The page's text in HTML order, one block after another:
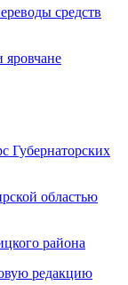
средств
яровчане
Губернаторских
областью
района
редакцию